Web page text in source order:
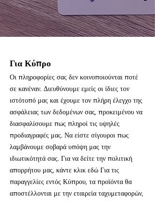
Για Κύπρο
Οι πληροφορίες σας δεν κοινοποιούνται ποτέ
σε κανέναν. Διευθύνουμε εμείς οι ίδιες τον
ιστότοπό μας και έχουμε τον πλήρη έλεγχο της
ασφάλειας των δεδομένων σας, προκειμένου να
διασφαλίσουμε πως πληροί τις υψηλές
προδιαγραφές μας. Να είστε σίγουροι πως
λαμβάνουμε σοβαρά υπόψη μας την
ιδιωτικότητά σας. Για να δείτε την πολιτική
απορρήτου μας, κάντε κλικ εδώ Για τις
παραγγελίες εντός Κύπρου, τα προϊόντα θα
αποστέλλονται με την εταιρεία ταχυμεταφορών,